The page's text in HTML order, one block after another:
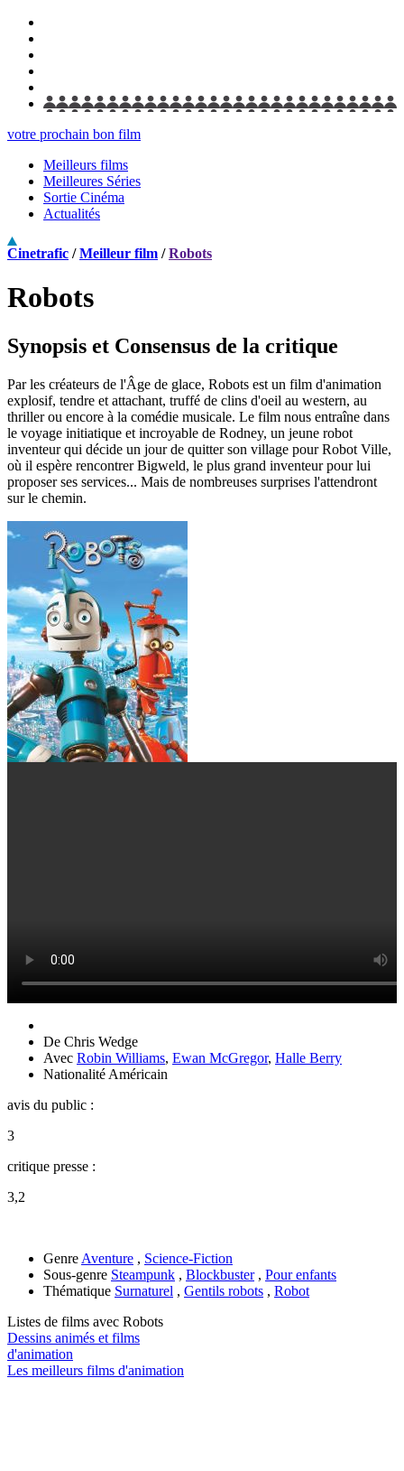
votre prochain bon film
Meilleurs films
Meilleures Séries
Sortie Cinéma
Actualités
Cinetrafic /Meilleur film /Robots
Robots
Synopsis et Consensus de la critique
Par les créateurs de l'Âge de glace, Robots est un film d'animation
explosif, tendre et attachant, truffé de clins d'oeil au western, au
thriller ou encore à la comédie musicale. Le film nous entraîne dans
le voyage initiatique et incroyable de Rodney, un jeune robot
inventeur qui décide un jour de quitter son village pour Robot Ville,
où il espère rencontrer Bigweld, le plus grand inventeur pour lui
proposer ses services... Mais de nombreuses surprises l'attendront
sur le chemin.
De Chris Wedge
Avec Robin Williams, Ewan McGregor, Halle Berry
Nationalité Américain
avis du public :
3
critique presse :
3,2
Genre Aventure , Science-Fiction
Sous-genre Steampunk , Blockbuster, Pour enfants
Thématique Surnaturel , Gentils robots , Robot
Listes de films avec Robots
Dessins animés et films
d'animation
Les meilleurs films d'animation